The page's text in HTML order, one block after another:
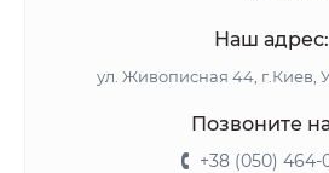
Наш адрес:
ул. Живописная 44, г.Киев,
Позвоните
+38 (050) 464-